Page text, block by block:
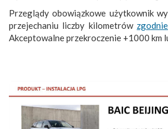
Przeglądy obowiązkowe użytkownik
przejechaniu liczby kilometrów
Akceptowalne przekroczenie +1000 km